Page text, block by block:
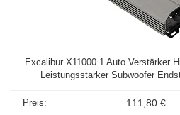
Excalibur X11000.1 Auto Verstärker
Leistungsstarker Subwoofer
111,80 €